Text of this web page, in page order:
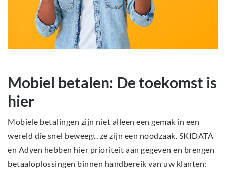
Mobiel betalen: De toekomst is
hier
Mobiele betalingen zijn niet alleen een gemak in een
wereld die snel beweegt, ze zijn een noodzaak. SKIDATA
en Adyen hebben hier prioriteit aan gegeven en brengen
betaaloplossingen binnen handbereik van uw klanten: